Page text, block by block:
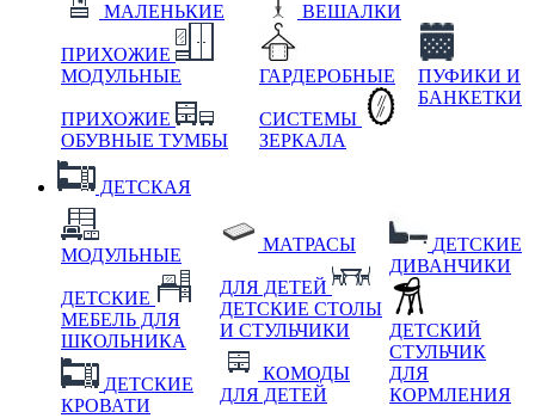
МАЛЕНЬКИЕ
ПРИХОЖИЕ
МОДУЛЬНЫЕ
ПРИХОЖИЕ
ОБУВНЫЕ ТУМБЫ
ВЕШАЛКИ
ГАРДЕРОБНЫЕ
СИСТЕМЫ
ЗЕРКАЛА
ПУФИКИ И
БАНКЕТКИ
ДЕТСКАЯ
МОДУЛЬНЫЕ
ДЕТСКИЕ
МЕБЕЛЬ ДЛЯ
ШКОЛЬНИКА
ДЕТСКИЕ
КРОВАТИ
МАТРАСЫ
ДЛЯ ДЕТЕЙ
ДЕТСКИЕ СТОЛЫ
И СТУЛЬЧИКИ
КОМОДЫ
ДЛЯ ДЕТЕЙ
ДЕТСКИЕ
ДИВАНЧИКИ
ДЕТСКИЙ
СТУЛЬЧИК
ДЛЯ
КОРМЛЕНИЯ